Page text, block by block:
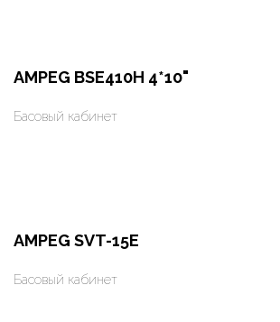
AMPEG BSE410H 4*10"
Басовый кабинет
AMPEG SVT-15E
Басовый кабинет